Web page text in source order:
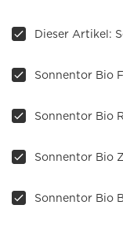
Sonnentor Bio
Sonnentor Bio
Sonnentor Bio